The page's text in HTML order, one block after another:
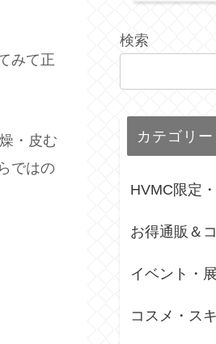
みて正
・皮む
ではの
検索
カテゴリー
HVMC限定
お得通販＆
イベント・
コスメ・ス